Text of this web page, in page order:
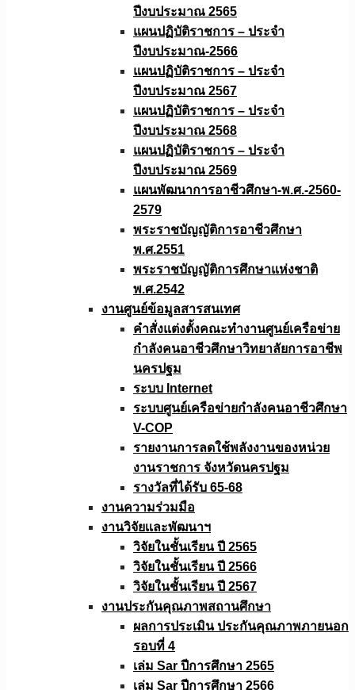
ปีงบประมาณ 2565
แผนปฏิบัติราชการ – ประจำ
ปีงบประมาณ-2566
แผนปฏิบัติราชการ – ประจำ
ปีงบประมาณ 2567
แผนปฏิบัติราชการ – ประจำ
ปีงบประมาณ 2568
แผนปฏิบัติราชการ – ประจำ
ปีงบประมาณ 2569
แผนพัฒนาการอาชีวศึกษา-พ.ศ.-2560-
2579
พระราชบัญญัติการอาชีวศึกษา
พ.ศ.2551
พระราชบัญญัติการศึกษาแห่งชาติ
พ.ศ.2542
งานศูนย์ข้อมูลสารสนเทศ
คำสั่งแต่งตั้งคณะทำงานศูนย์เครือข่าย
กำลังคนอาชีวศึกษาวิทยาลัยการอาชีพ
นครปฐม
ระบบ Internet
ระบบศูนย์เครือข่ายกำลังคนอาชีวศึกษา
V-COP
รายงานการลดใช้พลังงานของหน่วย
งานราชการ จังหวัดนครปฐม
รางวัลที่ได้รับ 65-68
งานความร่วมมือ
งานวิจัยเเละพัฒนาฯ
วิจัยในชั้นเรียน ปี 2565
วิจัยในชั้นเรียน ปี 2566
วิจัยในชั้นเรียน ปี 2567
งานประกันคุณภาพสถานศึกษา
ผลการประเมิน ประกันคุณภาพภายนอก
รอบที่ 4
เล่ม Sar ปีการศึกษา 2565
เล่ม Sar ปีการศึกษา 2566